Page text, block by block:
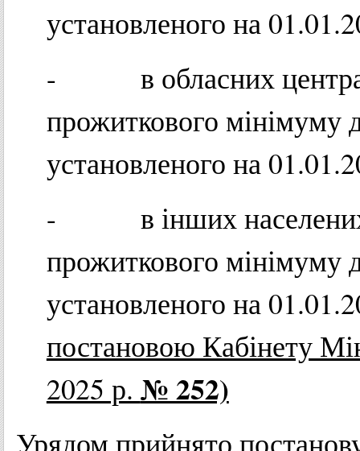
установленого на
- в обласних центрах
прожиткового мінімуму
установленого на
- в інших населених
прожиткового мінімуму
установленого на
постановою Кабінету
2025 р. № 252)
Урядом прийнято